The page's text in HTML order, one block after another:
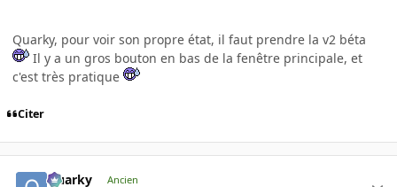
Quarky, pour voir son propre état, il faut prendre la v2 béta
Il y a un gros bouton en bas de la fenêtre principale, et
c'est très pratique
Citer
Quarky Ancien